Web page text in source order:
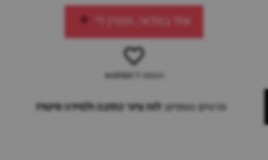
אזל במלאי, תזמין לי
הוספה ל-wishlist
פרטים נוספים:לוח ציור כתיבה ולמידה פיטויז